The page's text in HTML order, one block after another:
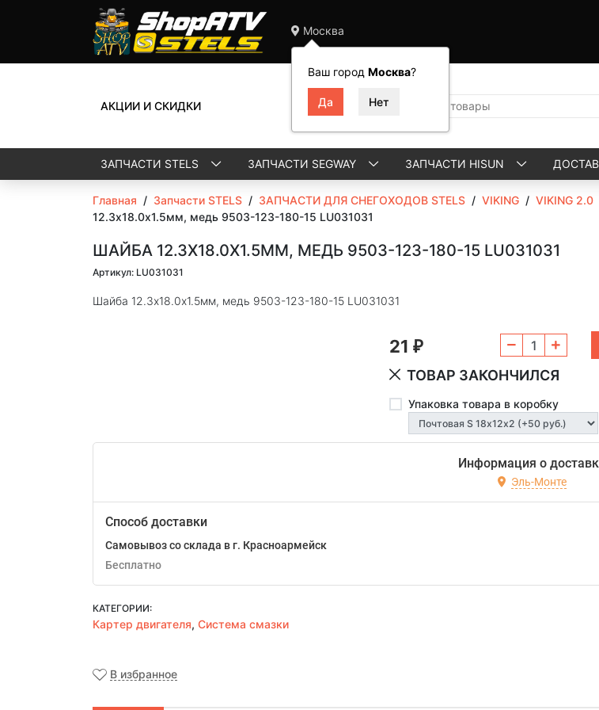
Москва
Ваш город Москва?
АКЦИИ И СКИДКИ
ЗАПЧАСТИ STELS ЗАПЧАСТИ SEGWAY ЗАПЧАСТИ HISUN
Главная / Запчасти STELS / ЗАПЧАСТИ ДЛЯ СНЕГОХОДОВ STELS / VIKING / VIKING 2.0
12.3х18.0х1.5мм, медь 9503-123-180-15 LU031031
ШАЙБА 12.3Х18.0Х1.5ММ, МЕДЬ 9503-123-180-15 LU031031
Артикул: LU031031
Шайба 12.3х18.0х1.5мм, медь 9503-123-180-15 LU031031
21 ₽
ТОВАР ЗАКОНЧИЛСЯ
Упаковка товара в коробку
Информация о
Эль-Монте
Способ доставки
Самовывоз со склада в г. Красноармейск
Бесплатно
КАТЕГОРИИ:
Картер двигателя, Система смазки
В избранное